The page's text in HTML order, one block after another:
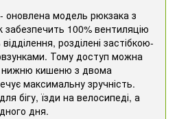
- оновлена модель рюкзака з
100% вентиляцію
розділені застібкою-
Тому доступ можна
нижню кишеню з двома
максимальну зручність.
бігу, їзди на велосипеді, а
дня.